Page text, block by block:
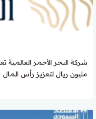
مليون ريال لتعزيز رأس المال